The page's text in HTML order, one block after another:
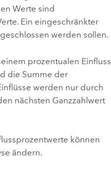
Werte sind
Ein eingeschränkter
werden sollen.
prozentualen Einfluss
die Summe der
werden nur durch
nächsten Ganzzahlwert
können
ändern.